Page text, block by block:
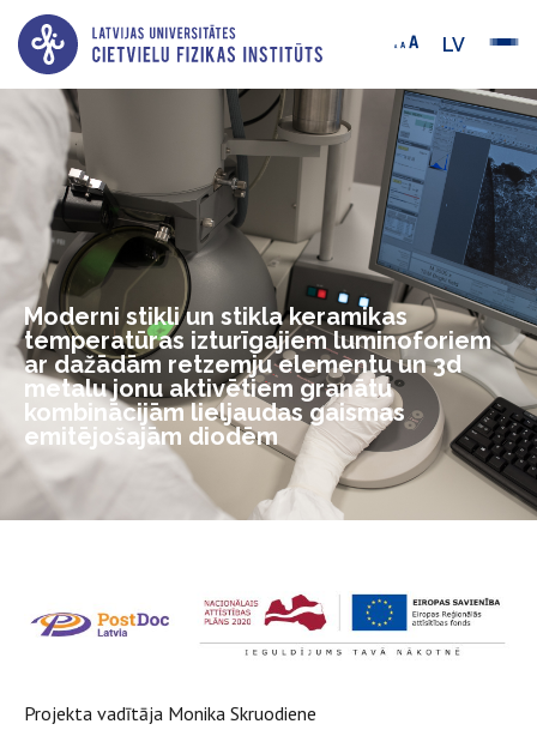
LV
Moderni stikli un stikla keramikas
temperatūras izturīgajiem luminoforiem
ar dažādām retzemju elementu un 3d
metalu jonu aktivētiem granātu
kombinācijām lieljaudas gaismas
emitējošajām diodēm
­­Projekta vadītāja Monika Skruodiene